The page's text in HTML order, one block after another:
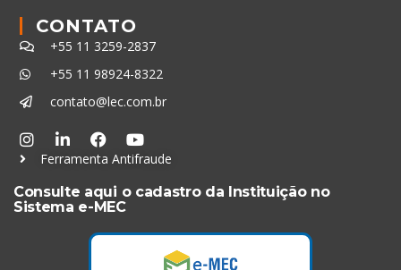
CONTATO
+55 11 3259-2837
+55 11 98924-8322
contato@lec.com.br
Ferramenta Antifraude
Consulte aqui o cadastro da Instituição no
Sistema e-MEC